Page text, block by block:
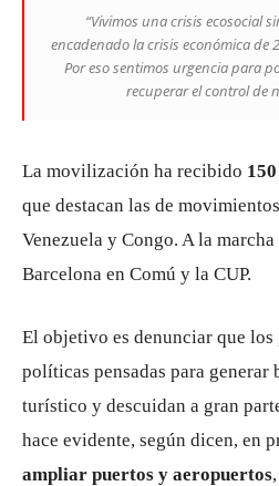
“Vivimos una crisis ecosocial
encadenado la crisis económica de
Por eso sentimos urgencia para
recuperar el control de
La movilización ha recibido
que destacan las de
Venezuela y Congo. A la
Barcelona en Comú y la CUP.
El objetivo es denunciar que
políticas pensadas para generar
turístico y descuidan a gran
hace evidente, según dicen, en
ampliar puertos y aeropuertos